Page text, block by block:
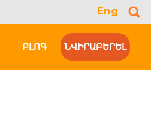
Eng
ԲԼՈԳ ՆՎԻՐԱԲԵՐԵԼ